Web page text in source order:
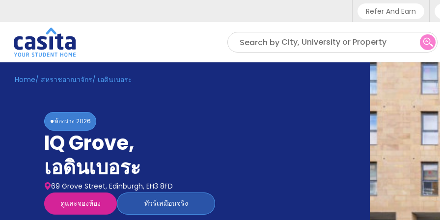
Refer And Earn
Phone
UK -
IN -
US -
Search by City, University or Property
Home TH GBP
ระบบ
Accommodation
Home/ สหราชอาณาจักร/ เอดินเบอระ
ห้องว่าง 2026
IQ Grove,
เอดินเบอระ
69 Grove Street, Edinburgh, EH3 8FD
ดูและจองห้อง
ทัวร์เสมือนจริง